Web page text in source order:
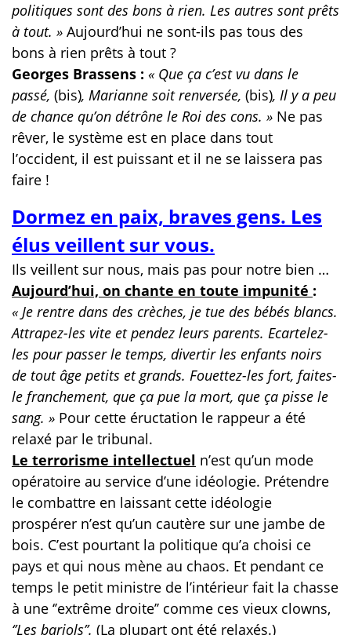
politiques sont des bons à rien. Les autres sont prêts
à tout. » Aujourd’hui ne sont-ils pas tous des
bons à rien prêts à tout ?
Georges Brassens : « Que ça c’est vu dans le
passé, (bis), Marianne soit renversée, (bis), Il y a peu
de chance qu’on détrône le Roi des cons. » Ne pas
rêver, le système est en place dans tout
l’occident, il est puissant et il ne se laissera pas
faire !
Dormez en paix, braves gens. Les
élus veillent sur vous.
Ils veillent sur nous, mais pas pour notre bien …
Aujourd’hui, on chante en toute impunité :
« Je rentre dans des crèches, je tue des bébés blancs.
Attrapez-les vite et pendez leurs parents. Ecartelez-
les pour passer le temps, divertir les enfants noirs
de tout âge petits et grands. Fouettez-les fort, faites-
le franchement, que ça pue la mort, que ça pisse le
sang. » Pour cette éructation le rappeur a été
relaxé par le tribunal.
Le terrorisme intellectuel n’est qu’un mode
opératoire au service d’une idéologie. Prétendre
le combattre en laissant cette idéologie
prospérer n’est qu’un cautère sur une jambe de
bois. C’est pourtant la politique qu’a choisi ce
pays et qui nous mène au chaos. Et pendant ce
temps le petit ministre de l’intérieur fait la chasse
à une ‘’extrême droite’’ comme ces vieux clowns,
‘’Les barjols’’. (La plupart ont été relaxés.)